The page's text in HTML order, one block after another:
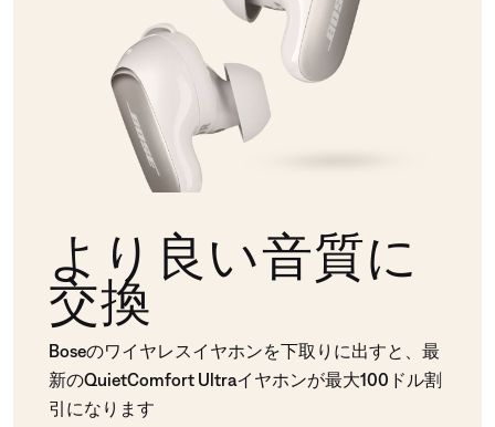
より良い音質に
交換
Boseのワイヤレスイヤホンを下取りに出すと、最
新のQuietComfort Ultraイヤホンが最大100ドル割
引になります